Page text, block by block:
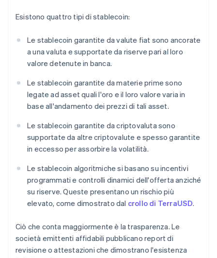
Esistono quattro tipi di stablecoin:
Le stablecoin garantite da valute fiat sono ancorate
a una valuta e supportate da riserve pari al loro
valore detenute in banca.
Le stablecoin garantite da materie prime sono
legate ad asset quali l'oro e il loro valore varia in
base all'andamento dei prezzi di tali asset.
Le stablecoin garantite da criptovaluta sono
supportate da altre criptovalute e spesso garantite
in eccesso per assorbire la volatilità.
Le stablecoin algoritmiche si basano su incentivi
programmati e controlli dinamici dell'offerta anziché
su riserve. Queste presentano un rischio più
elevato, come dimostrato dal crollo di TerraUSD.
Ciò che conta maggiormente è la trasparenza. Le
società emittenti affidabili pubblicano report di
revisione o attestazioni che dimostrano l'esistenza